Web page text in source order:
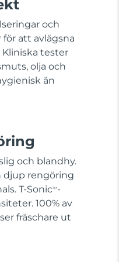
och
att avlägsna
tester
olja och
än
och blandhy.
djup rengöring
T-SonicTM -
100% av
fräschare ut